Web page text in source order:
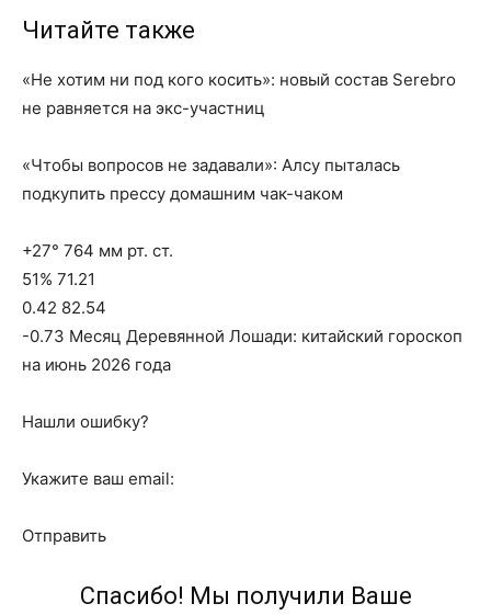
Читайте также
«Не хотим ни под кого косить»: новый состав Serebro
не равняется на экс-участниц
«Чтобы вопросов не задавали»: Алсу пыталась
подкупить прессу домашним чак-чаком
+27° 764 мм рт. ст.
51% 71.21
0.42 82.54
-0.73 Месяц Деревянной Лошади: китайский гороскоп
на июнь 2026 года
Нашли ошибку?
Укажите ваш email:
Отправить
Спасибо! Мы получили Ваше